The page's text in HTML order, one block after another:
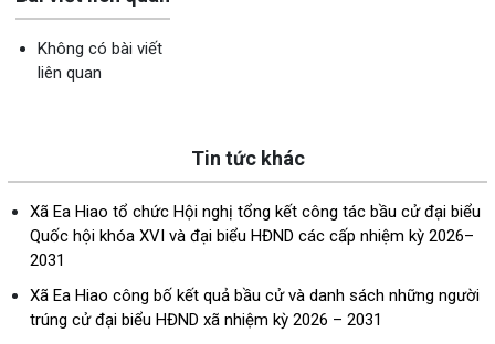
Không có bài viết
liên quan
Tin tức khác
Xã Ea Hiao tổ chức Hội nghị tổng kết công tác bầu cử đại biểu
Quốc hội khóa XVI và đại biểu HĐND các cấp nhiệm kỳ 2026–
2031
Xã Ea Hiao công bố kết quả bầu cử và danh sách những người
trúng cử đại biểu HĐND xã nhiệm kỳ 2026 – 2031